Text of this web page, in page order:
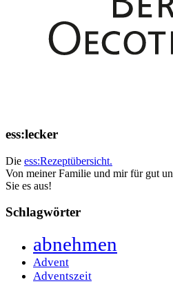
ess:lecker
Die ess:Rezeptübersicht.
Von meiner Familie und mir für gut
Sie es aus!
Schlagwörter
abnehmen
Advent
Adventszeit